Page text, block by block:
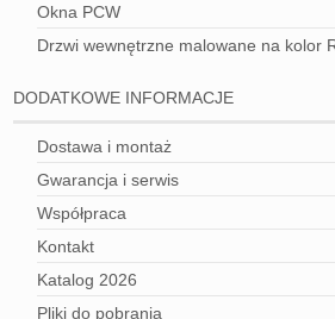
Okna PCW
Drzwi wewnętrzne malowane na kolor
DODATKOWE INFORMACJE
Dostawa i montaż
Gwarancja i serwis
Współpraca
Kontakt
Katalog 2026
Pliki do pobrania